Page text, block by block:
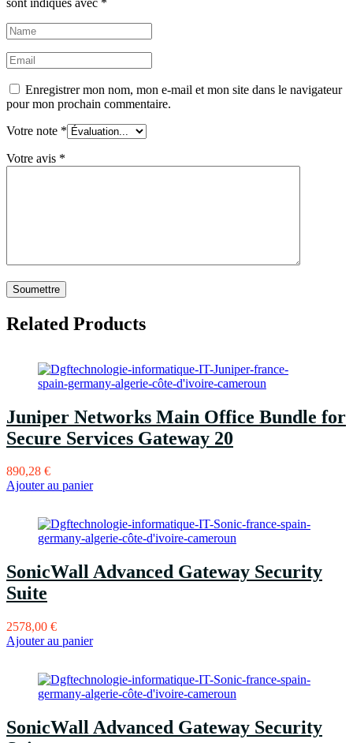
Enregistrer mon nom, mon e-mail et mon site dans le navigateur
pour mon prochain commentaire.
Votre note *
Votre avis *
Related Products
Juniper Networks Main Office Bundle for
Secure Services Gateway 20
890,28 €
Ajouter au panier
SonicWall Advanced Gateway Security
Suite
2578,00 €
Ajouter au panier
SonicWall Advanced Gateway Security